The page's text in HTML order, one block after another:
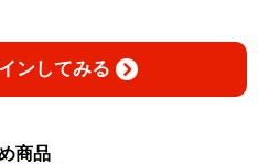
ンしてみる
商品